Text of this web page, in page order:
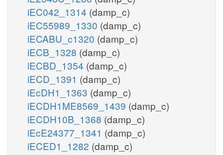
iEC042_1314 (damp_c)
iEC55989_1330 (damp_c)
iECABU_c1320 (damp_c)
iECB_1328 (damp_c)
iECBD_1354 (damp_c)
iECD_1391 (damp_c)
iEcDH1_1363 (damp_c)
iECDH1ME8569_1439 (damp_c)
iECDH10B_1368 (damp_c)
iEcE24377_1341 (damp_c)
iECED1_1282 (damp_c)